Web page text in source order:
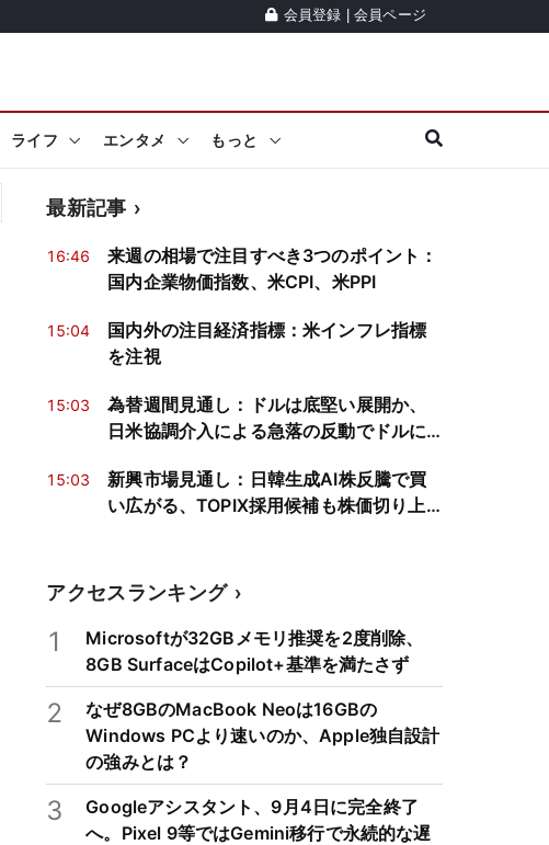
会員登録 会員ページ
ライフ エンタメ もっと
最新記事
16:46
来週の相場で注目すべき3つのポイント：
国内企業物価指数、米CPI、米PPI
15:04
国内外の注目経済指標：米インフレ指標
を注視
15:03
為替週間見通し：ドルは底堅い展開か、
日米協調介入による急落の反動でドルに
15:03
新興市場見通し：日韓生成AI株反騰で買
い広がる、TOPIX採用候補も株価切り上
アクセスランキング
1
Microsoftが32GBメモリ推奨を2度削除、
8GB SurfaceはCopilot+基準を満たさず
2
なぜ8GBのMacBook Neoは16GBの
Windows PCより速いのか、Apple独自設計
の強みとは？
3
Googleアシスタント、9月4日に完全終了
へ。Pixel 9等ではGemini移行で永続的な遅